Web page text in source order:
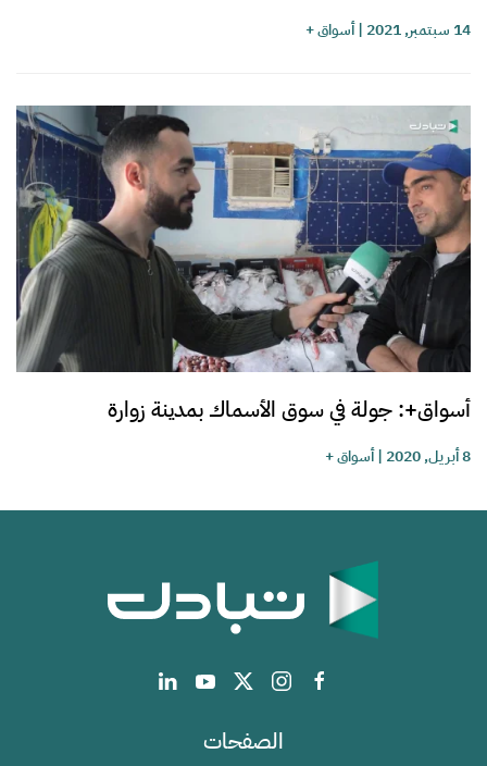
14 سبتمبر, 2021 |أسواق +
أسواق+: جولة في سوق الأسماك بمدينة زوارة
8 أبريل, 2020 |أسواق +
الصفحات